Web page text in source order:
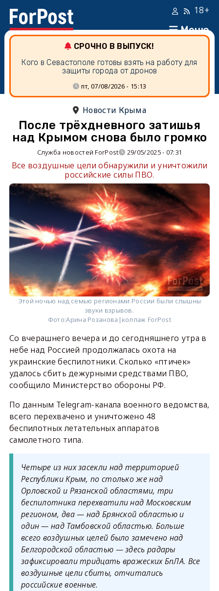
Меню
18+
СРОЧНО В ВЫПУСК!
Кого в Севастополе готовы взять на работу для
защиты города от дронов
пт, 07/08/2026 - 15:13
Новости Крыма
После трёхдневного затишья
над Крымом снова было громко
Служба новостей ForPost 29/05/2025 - 07:31
Все воздушные цели обнаружили и уничтожили
российские силы ПВО.
Этой ночью над семью регионами России были слышны
звуки взрывов.
Фото:Арина Розанова|коллаж ForPost
Со вчерашнего вечера и до сегодняшнего утра в
небе над Россией продолжалась охота на
украинские беспилотники. Сколько «птичек»
удалось сбить дежурными средствами ПВО,
сообщило Министерство обороны РФ.
По данным Telegram-канала военного ведомства,
всего перехвачено и уничтожено 48
беспилотных летательных аппаратов
самолетного типа.
Четыре из них засекли над территорией
Республики Крым, по столько же над
Орловской и Рязанской областями, три
беспилотника перехватили над Московским
регионом, два — над Брянской областью и
один — над Тамбовской областью. Больше
всего воздушных целей было замечено над
Белгородской областью — здесь радары
зафиксировали тридцать вражеских БпЛА. Все
воздушные цели сбиты, отчитались
российские военные.